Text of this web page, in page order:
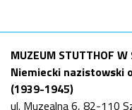
MUZEUM STUTTHOF W
Niemiecki nazistowski
(1939-1945)
ul. Muzealna 6, 82-110